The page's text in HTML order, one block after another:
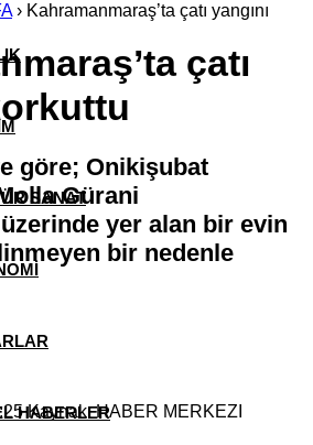
SANAT
HABERLER
› Kahramanmaraş’ta çatı yangını
çatı
göre; Onikişubat
Gürani
yer alan bir evin
bir nedenle
Kaynak: HABER MERKEZI